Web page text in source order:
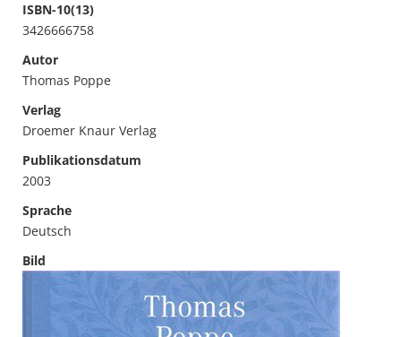
ISBN-10(13)
3426666758
Autor
Thomas Poppe
Verlag
Droemer Knaur Verlag
Publikationsdatum
2003
Sprache
Deutsch
Bild